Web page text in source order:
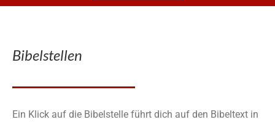
Bibelstellen
Ein Klick auf die Bibelstelle führt dich auf den Bibeltext in